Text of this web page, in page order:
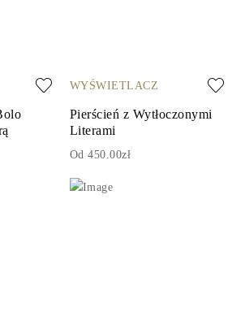
WYŚWIETLACZ
Pierścień z Wytłoczonymi
Literami
Od 450.00zł